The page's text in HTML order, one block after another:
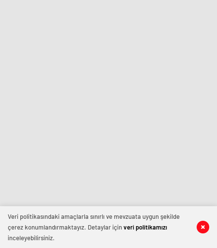
Veri politikasındaki amaçlarla sınırlı ve mevzuata uygun şekilde
çerez konumlandırmaktayız. Detaylar içinveri politikamızı
inceleyebilirsiniz.